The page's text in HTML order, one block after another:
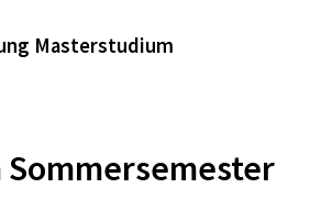
Masterstudium
Sommersemester